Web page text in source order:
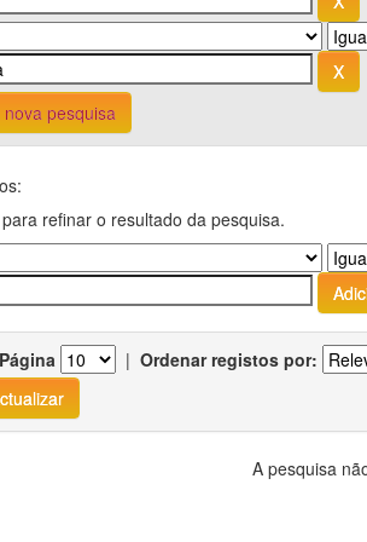
pesquisa
refinar o resultado da pesquisa.
| Ordenar registos por:
A pesquisa